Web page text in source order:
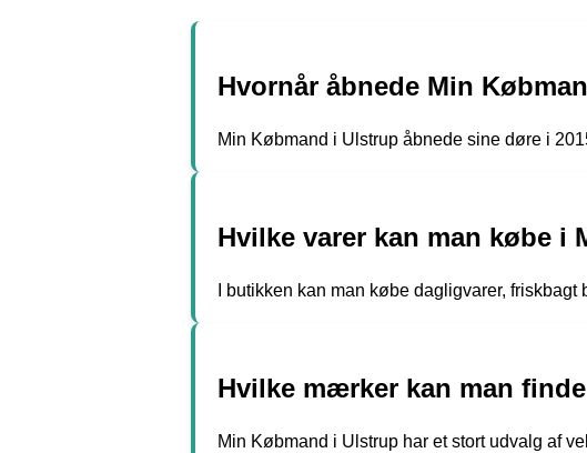
Hvornår åbnede Min
Min Købmand i Ulstrup åbnede sine døre i
Hvilke varer kan man købe i
I butikken kan man købe dagligvarer,
Hvilke mærker kan man
Min Købmand i Ulstrup har et stort udvalg af